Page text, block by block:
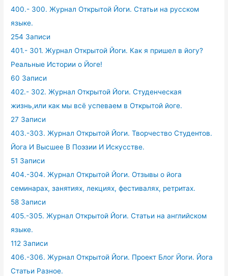
400.- 300. Журнал Открытой Йоги. Статьи на русском
языке.
254 Записи
401.- 301. Журнал Открытой Йоги. Как я пришел в йогу?
Реальные Истории о Йоге!
60 Записи
402.- 302. Журнал Открытой Йоги. Студенческая
жизнь,или как мы всё успеваем в Открытой йоге.
27 Записи
403.-303. Журнал Открытой Йоги. Творчество Студентов.
Йога И Высшее В Поэзии И Искусстве.
51 Записи
404.-304. Журнал Открытой Йоги. Отзывы о йога
семинарах, занятиях, лекциях, фестивалях, ретритах.
58 Записи
405.-305. Журнал Открытой Йоги. Статьи на английском
языке.
112 Записи
406.-306. Журнал Открытой Йоги. Проект Блог Йоги. Йога
Статьи Разное.